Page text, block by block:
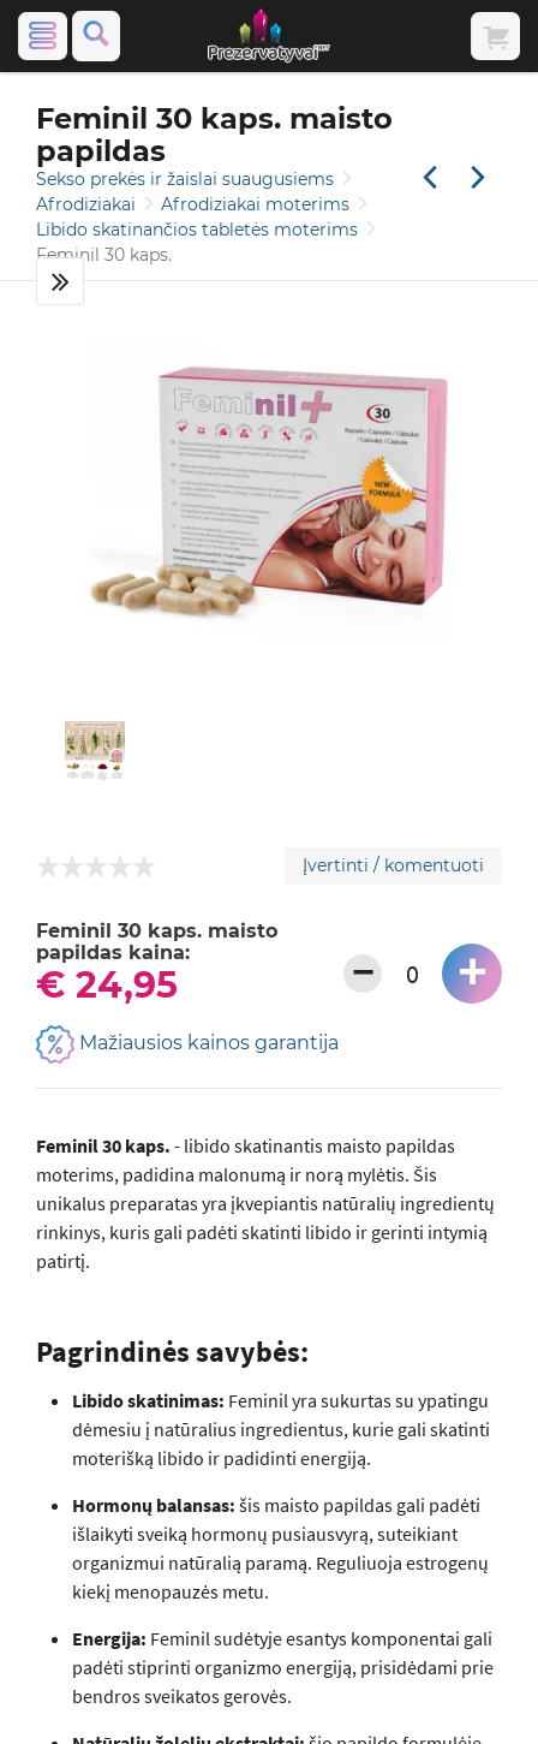
Feminil 30 kaps. maisto
papildas
Sekso prekės ir žaislai suaugusiems
Afrodiziakai
Afrodiziakai moterims
Libido skatinančios tabletės moterims
Feminil 30 kaps.
Įvertinti / komentuoti
Feminil 30 kaps. maisto
papildas kaina:
€ 24,95 − +
Mažiausios kainos garantija
Feminil 30 kaps. - libido skatinantis maisto papildas
moterims, padidina malonumą ir norą mylėtis. Šis
unikalus preparatas yra įkvepiantis natūralių ingredientų
rinkinys, kuris gali padėti skatinti libido ir gerinti intymią
patirtį.
Pagrindinės savybės:
Libido skatinimas: Feminil yra sukurtas su ypatingu
dėmesiu į natūralius ingredientus, kurie gali skatinti
moterišką libido ir padidinti energiją.
Hormonų balansas: šis maisto papildas gali padėti
išlaikyti sveiką hormonų pusiausvyrą, suteikiant
organizmui natūralią paramą. Reguliuoja estrogenų
kiekį menopauzės metu.
Energija: Feminil sudėtyje esantys komponentai gali
padėti stiprinti organizmo energiją, prisidėdami prie
bendros sveikatos gerovės.